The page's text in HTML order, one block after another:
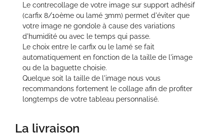
Le contrecollage de votre image sur support adhésif
(carfix 8/10ème ou lamé 3mm) permet d'éviter que
votre image ne gondole à cause des variations
d'humidité ou avec le temps qui passe.
Le choix entre le carfix ou le lamé se fait
automatiquement en fonction de la taille de l'image
ou de la baguette choisie.
Quelque soit la taille de l'image nous vous
recommandons fortement le collage afin de profiter
longtemps de votre tableau personnalisé.
La livraison